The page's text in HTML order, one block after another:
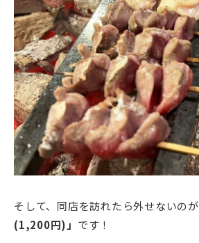
そして、同店を訪れたら外せないのが
(1,200円)」 です！